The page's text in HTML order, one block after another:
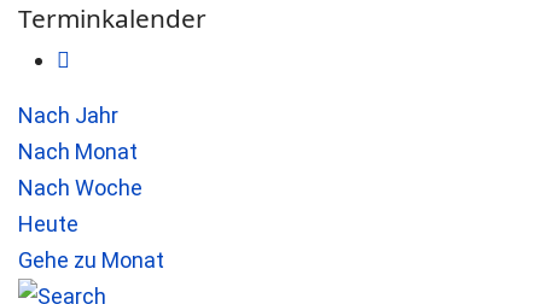
Terminkalender
Nach Jahr
Nach Monat
Nach Woche
Heute
Gehe zu Monat